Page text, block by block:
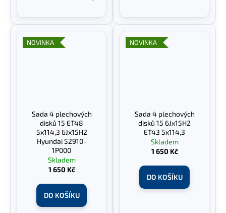
NOVINKA
Sada 4 plechových
disků 15 ET48
5x114,3 6Jx15H2
Hyundai 52910-
1P000
Skladem
1 650 Kč
DO KOŠÍKU
NOVINKA
Sada 4 plechových
disků 15 6Jx15H2
ET43 5x114,3
Skladem
1 650 Kč
DO KOŠÍKU